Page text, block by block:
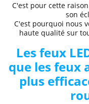
C'est pour cette
son
C'est pourquoi nous
haute qualité sur
Les feux
que les feux
plus